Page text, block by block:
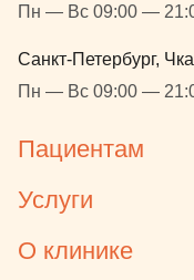
Пн — Вс 09:00 —
Санкт-Петербург,
Пн — Вс 09:00 —
Пациентам
Услуги
О клинике